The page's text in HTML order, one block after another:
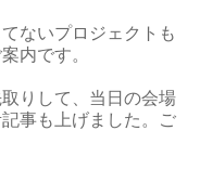
ないプロジェクトも
内です。
りして、当日の会場
事も上げました。ご